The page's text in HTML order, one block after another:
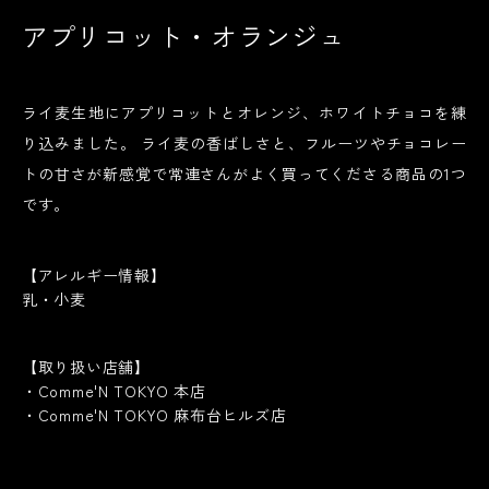
アプリコット・オランジュ
ライ麦生地にアプリコットとオレンジ、ホワイトチョコを練
り込みました。 ライ麦の香ばしさと、フルーツやチョコレー
トの甘さが新感覚で常連さんがよく買ってくださる商品の1つ
です。
【アレルギー情報】
乳・小麦
【取り扱い店舗】
・Comme'N TOKYO 本店
・Comme'N TOKYO 麻布台ヒルズ店